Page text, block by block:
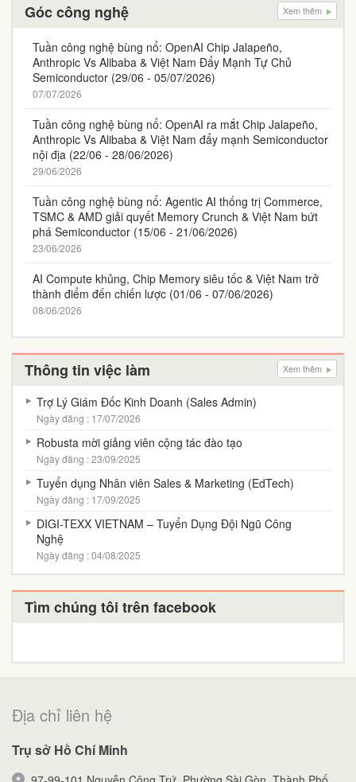
Góc công nghệ Xem thêm
Tuần công nghệ bùng nổ: OpenAI Chip Jalapeño,
Anthropic Vs Alibaba & Việt Nam Đẩy Mạnh Tự Chủ
Semiconductor (29/06 - 05/07/2026)
07/07/2026
Tuần công nghệ bùng nổ: OpenAI ra mắt Chip Jalapeño,
Anthropic Vs Alibaba & Việt Nam đẩy mạnh Semiconductor
nội địa (22/06 - 28/06/2026)
29/06/2026
Tuần công nghệ bùng nổ: Agentic AI thống trị Commerce,
TSMC & AMD giải quyết Memory Crunch & Việt Nam bứt
phá Semiconductor (15/06 - 21/06/2026)
23/06/2026
AI Compute khủng, Chip Memory siêu tốc & Việt Nam trở
thành điểm đến chiến lược (01/06 - 07/06/2026)
08/06/2026
Thông tin việc làm Xem thêm
Trợ Lý Giám Đốc Kinh Doanh (Sales Admin)
Ngày đăng : 17/07/2026
Robusta mời giảng viên cộng tác đào tạo
Ngày đăng : 23/09/2025
Tuyển dụng Nhân viên Sales & Marketing (EdTech)
Ngày đăng : 17/09/2025
DIGI-TEXX VIETNAM – Tuyển Dụng Đội Ngũ Công
Nghệ
Ngày đăng : 04/08/2025
Tìm chúng tôi trên facebook
Địa chỉ liên hệ
Trụ sở Hồ Chí Minh